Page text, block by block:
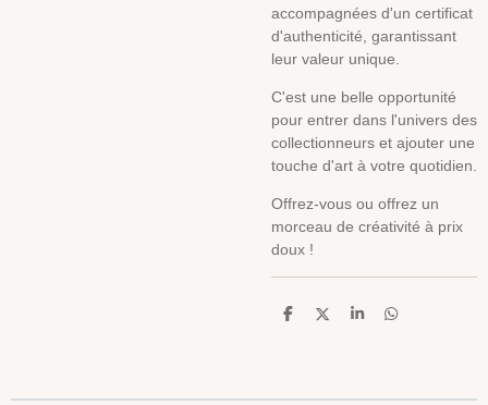
accompagnées d'un certificat
d'authenticité, garantissant
leur valeur unique.
C'est une belle opportunité
pour entrer dans l'univers des
collectionneurs et ajouter une
touche d'art à votre quotidien.
Offrez-vous ou offrez un
morceau de créativité à prix
doux !
P
g
P
g
P
g
P
g